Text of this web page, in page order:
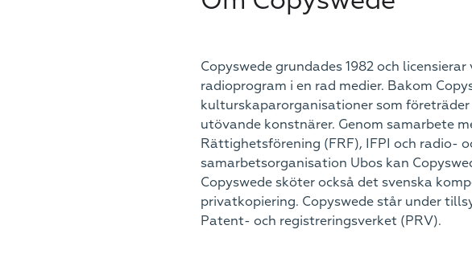
Copyswede grundades 1982 och
radioprogram i en rad medier. Bakom
kulturskaparorganisationer som
utövande konstnärer. Genom samarbete
Rättighetsförening (FRF), IFPI och radio-
samarbetsorganisation Ubos kan
Copyswede sköter också det svenska
privatkopiering. Copyswede står under
Patent- och registreringsverket (PRV).